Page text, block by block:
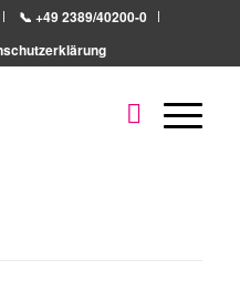
📞 +49 2389/40200-0